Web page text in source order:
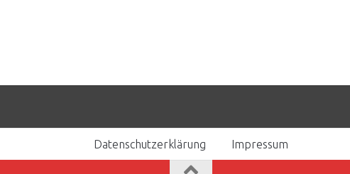
Datenschutzerklärung Impressum